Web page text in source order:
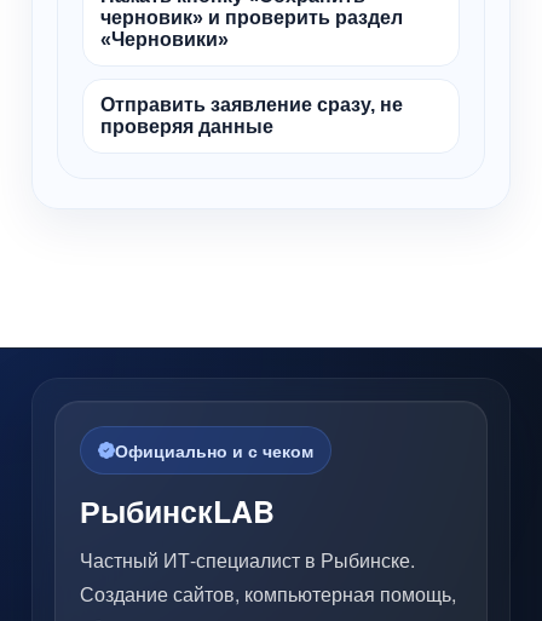
черновик» и проверить раздел
«Черновики»
Отправить заявление сразу, не
проверяя данные
Официально и с чеком
РыбинскLAB
Частный ИТ-специалист в Рыбинске.
Создание сайтов, компьютерная помощь,